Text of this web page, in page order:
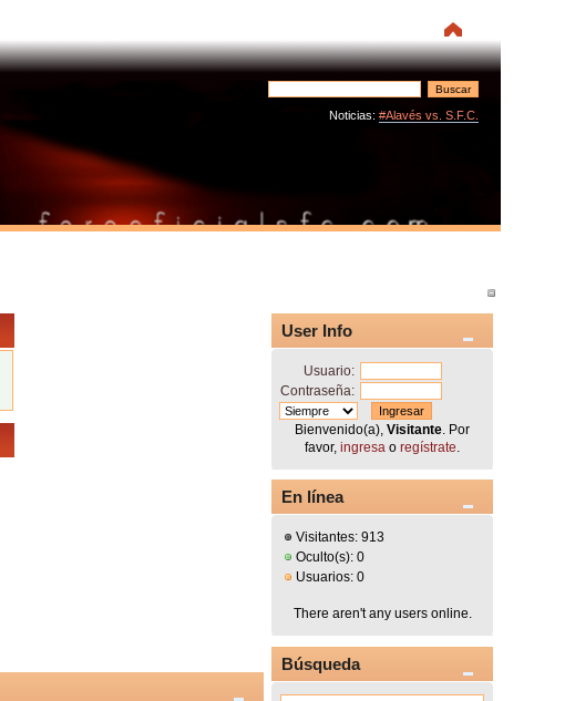
Noticias: #Alavés vs. S.F.C.
User Info
Usuario:
Contraseña:
Bienvenido(a),Visitante . Por
favor,ingresa oregístrate
En línea
Visitantes: 913
Oculto(s): 0
Usuarios: 0
There aren't any users online.
Búsqueda